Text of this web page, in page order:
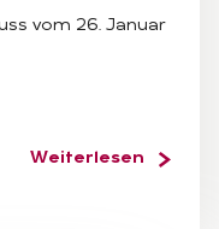
vom 26. Januar
Weiterlesen